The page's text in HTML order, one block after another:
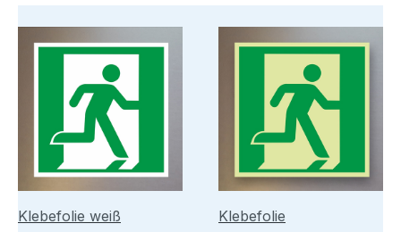
Klebefolie weiß
Klebefolie